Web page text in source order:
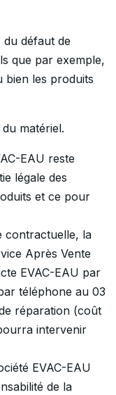
du défaut de
que par exemple,
bien les produits
matériel.
EAU reste
légale des
et ce pour
contractuelle, la
Après Vente
EVAC-EAU par
téléphone au 03
réparation (coût
intervenir
EVAC-EAU
de la